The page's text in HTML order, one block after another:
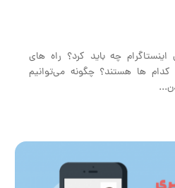
چه باید کرد؟ راه های
کدام ها هستند؟ چگونه می‌توانیم